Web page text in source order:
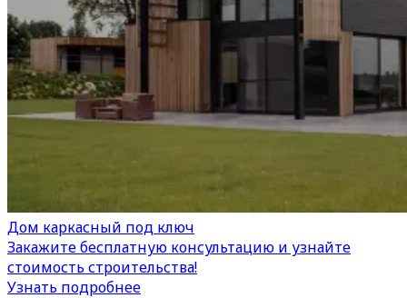
Дом каркасный под ключ
Закажите бесплатную консультацию и узнайте
стоимость строительства!
Узнать подробнее